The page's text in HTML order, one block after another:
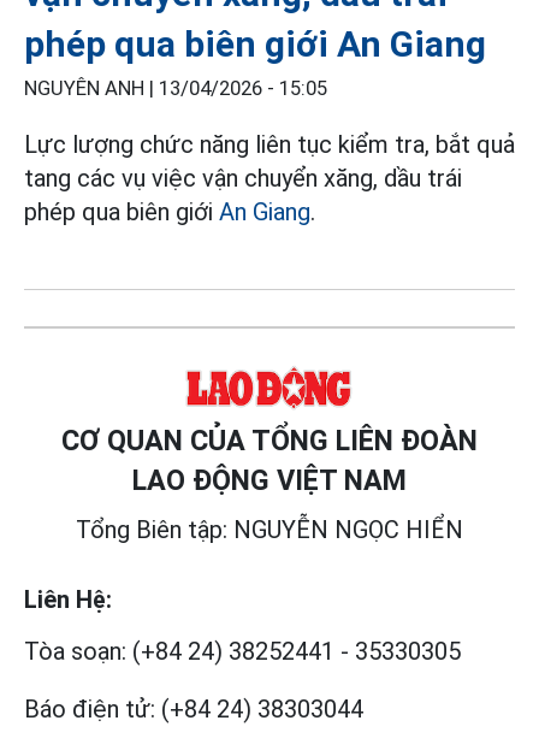
phép qua biên giới An Giang
NGUYÊN ANH | 13/04/2026 - 15:05
Lực lượng chức năng liên tục kiểm tra, bắt quả
tang các vụ việc vận chuyển xăng, dầu trái
phép qua biên giới An Giang.
CƠ QUAN CỦA TỔNG LIÊN ĐOÀN
LAO ĐỘNG VIỆT NAM
Tổng Biên tập: NGUYỄN NGỌC HIỂN
Liên Hệ:
Tòa soạn: (+84 24) 38252441 - 35330305
Báo điện tử: (+84 24) 38303044